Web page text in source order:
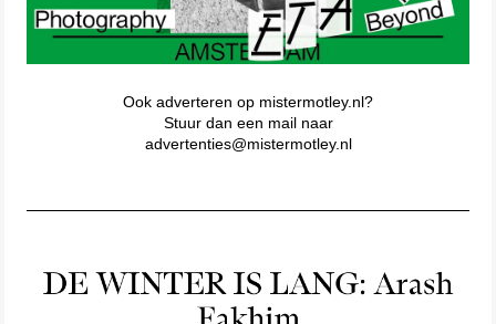
Ook adverteren op mistermotley.nl?
Stuur dan een mail naar
advertenties@mistermotley.nl